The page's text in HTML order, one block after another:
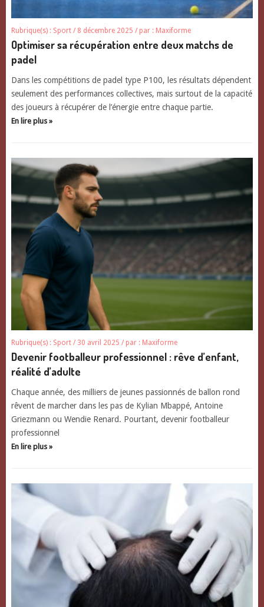
Rubrique(s) : Sport / 8 décembre 2025 / par : Maxiforme
Optimiser sa récupération entre deux matchs de
padel
Dans les compétitions de padel type P100, les résultats dépendent
seulement des performances collectives, mais surtout de la capacité
des joueurs à récupérer de l’énergie entre chaque partie.
En lire plus »
Rubrique(s) : Sport / 30 avril 2025 / par : Maxiforme
Devenir footballeur professionnel : rêve d’enfant,
réalité d’adulte
Chaque année, des milliers de jeunes passionnés de ballon rond
rêvent de marcher dans les pas de Kylian Mbappé, Antoine
Griezmann ou Wendie Renard. Pourtant, devenir footballeur
professionnel
En lire plus »